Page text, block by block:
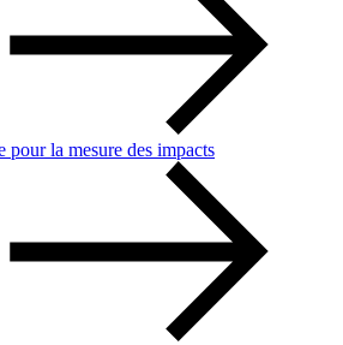
pour la mesure des impacts